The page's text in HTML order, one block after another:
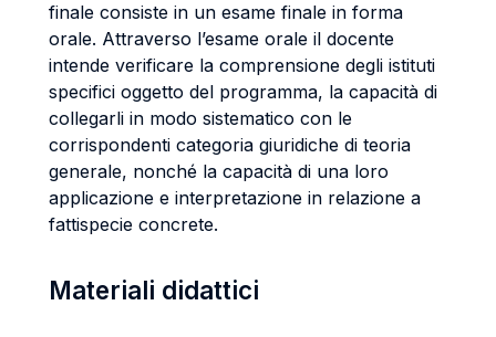
finale consiste in un esame finale in forma
orale. Attraverso l’esame orale il docente
intende verificare la comprensione degli istituti
specifici oggetto del programma, la capacità di
collegarli in modo sistematico con le
corrispondenti categoria giuridiche di teoria
generale, nonché la capacità di una loro
applicazione e interpretazione in relazione a
fattispecie concrete.
Materiali didattici